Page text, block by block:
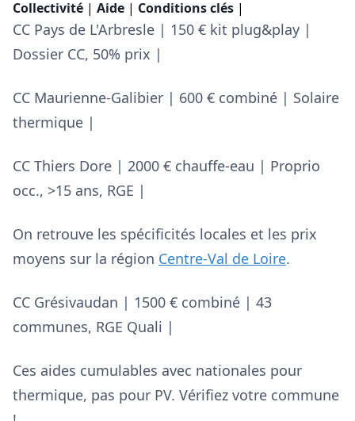
Collectivité | Aide | Conditions clés |
CC Pays de L'Arbresle | 150 € kit plug&play |
Dossier CC, 50% prix |
CC Maurienne-Galibier | 600 € combiné | Solaire
thermique |
CC Thiers Dore | 2000 € chauffe-eau | Proprio
occ., >15 ans, RGE |
On retrouve les spécificités locales et les prix
moyens sur la région Centre-Val de Loire.
CC Grésivaudan | 1500 € combiné | 43
communes, RGE Quali |
Ces aides cumulables avec nationales pour
thermique, pas pour PV. Vérifiez votre commune